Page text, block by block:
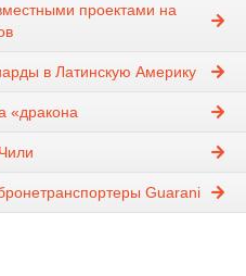
проектами на
в Латинскую Америку
«дракона
Guarani